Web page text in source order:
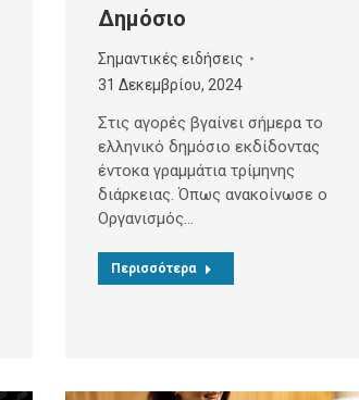
Δημόσιο
Σημαντικές ειδήσεις
31 Δεκεμβρίου, 2024
Στις αγορές βγαίνει σήμερα το
ελληνικό δημόσιο εκδίδοντας
έντοκα γραμμάτια τρίμηνης
διάρκειας. Όπως ανακοίνωσε ο
Οργανισμός…
Περισσότερα